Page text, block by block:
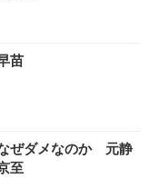
苗
ぜダメなのか 元静
至